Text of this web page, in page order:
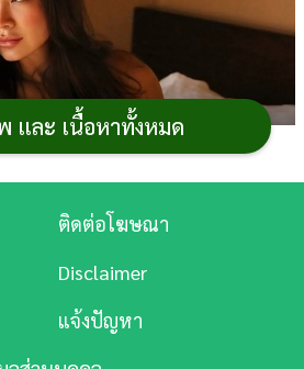
และ เนื้อหาทั้งหมด
ติดต่อโฆษณา
Disclaimer
แจ้งปัญหา